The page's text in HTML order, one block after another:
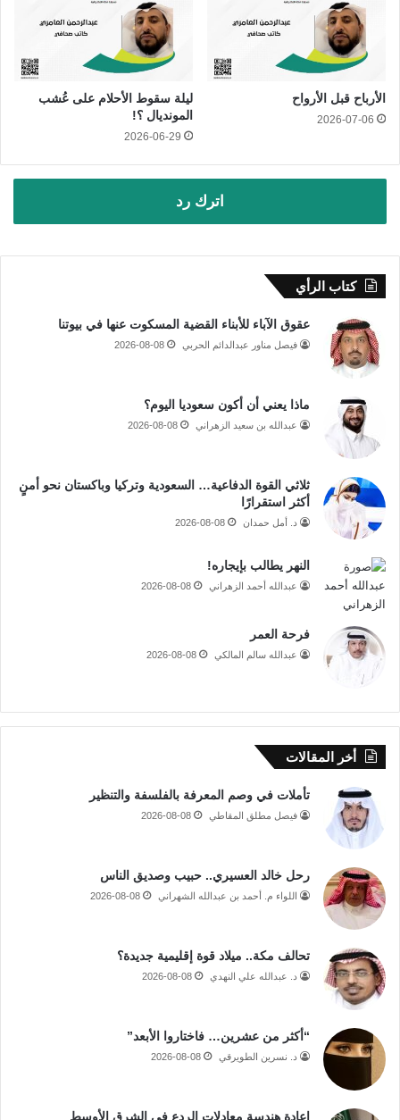
الأرباح قبل الأرواح
2026-07-06
ليلة سقوط الأحلام على عُشب
المونديال ؟!
2026-06-29
اترك رد
كتاب الرأي
عقوق الآباء للأبناء القضية المسكوت عنها في بيوتنا
فيصل مناور عبدالدائم الحربي 2026-08-08
ماذا يعني أن أكون سعوديا اليوم؟
عبدالله بن سعيد الزهراني 2026-08-08
ثلاثي القوة الدفاعية… السعودية وتركيا وباكستان نحو أمنٍ
أكثر استقرارًا
د. أمل حمدان 2026-08-08
النهر يطالب بإيجاره!
عبدالله أحمد الزهراني 2026-08-08
فرحة العمر
عبدالله سالم المالكي 2026-08-08
أخر المقالات
تأملات في وصم المعرفة بالفلسفة والتنظير
فيصل مطلق المقاطي 2026-08-08
رحل خالد العسيري.. حبيب وصديق الناس
اللواء م. أحمد بن عبدالله الشهراني 2026-08-08
تحالف مكة.. ميلاد قوة إقليمية جديدة؟
د. عبدالله علي النهدي 2026-08-08
“أكثر من عشرين… فاختاروا الأبعد”
د. نسرين الطويرقي 2026-08-08
إعادة هندسة معادلات الردع في الشرق الأوسط